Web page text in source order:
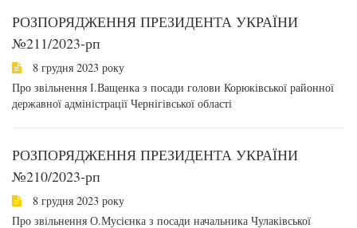
РОЗПОРЯДЖЕННЯ ПРЕЗИДЕНТА УКРАЇНИ
№211/2023-рп
8 грудня 2023 року
Про звільнення І.Ващенка з посади голови Корюківської районної
державної адміністрації Чернігівської області
РОЗПОРЯДЖЕННЯ ПРЕЗИДЕНТА УКРАЇНИ
№210/2023-рп
8 грудня 2023 року
Про звільнення О.Мусієнка з посади начальника Чулаківської